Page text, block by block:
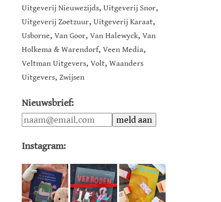
Uitgeverij Nieuwezijds, Uitgeverij Snor,
Uitgeverij Zoetzuur, Uitgeverij Karaat,
Usborne, Van Goor, Van Halewyck, Van
Holkema & Warendorf, Veen Media,
Veltman Uitgevers, Volt, Waanders
Uitgevers, Zwijsen
Nieuwsbrief:
Instagram: